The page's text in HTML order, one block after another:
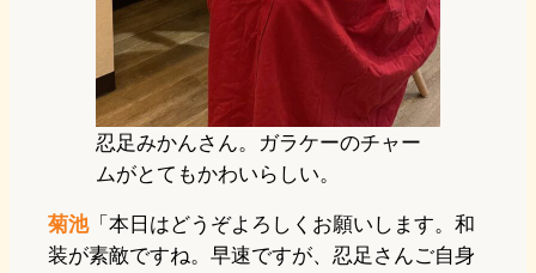
忍足みかんさん。ガラケーのチャー
ムがとてもかわいらしい。
菊池「本日はどうぞよろしくお願いします。和
装が素敵ですね。早速ですが、忍足さんご自身